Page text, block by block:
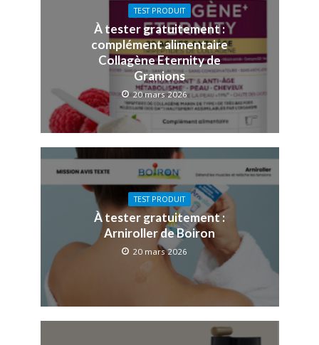
TEST PRODUIT
À tester gratuitement :
complément alimentaire
Collagène Eternity de
Granions
20 mars 2026
TEST PRODUIT
À tester gratuitement :
Arniroller de Boiron
20 mars 2026